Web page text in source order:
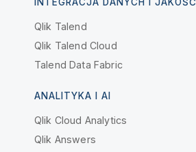
Qlik Talend
Qlik Talend Cloud
Talend Data Fabric
ANALITYKA I AI
Qlik Cloud Analytics
Qlik Answers